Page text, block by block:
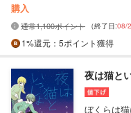
購入
通常1,100ポイント （終了日:08/
1%還元 ：5ポイント獲得
夜は猫と
ぼくらは猫